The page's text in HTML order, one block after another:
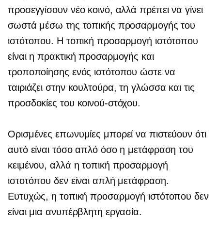
προσεγγίσουν νέο κοινό, αλλά πρέπει να γίνει
σωστά μέσω της τοπικής προσαρμογής του
ιστότοπου. Η τοπική προσαρμογή ιστότοπου
είναι η πρακτική προσαρμογής και
τροποποίησης ενός ιστότοπου ώστε να
ταιριάζει στην κουλτούρα, τη γλώσσα και τις
προσδοκίες του κοινού-στόχου.
Ορισμένες επωνυμίες μπορεί να πιστεύουν ότι
αυτό είναι τόσο απλό όσο η μετάφραση του
κειμένου, αλλά η τοπική προσαρμογή
ιστοτόπου δεν είναι απλή μετάφραση.
Ευτυχώς, η τοπική προσαρμογή ιστότοπου δεν
είναι μια ανυπέρβλητη εργασία.